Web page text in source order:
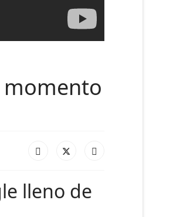
momento
lleno de